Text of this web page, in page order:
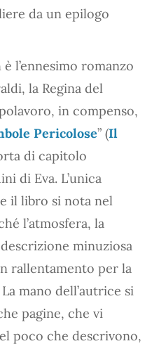
da un epilogo
l’ennesimo romanzo
la Regina del
in compenso,
Pericolose” (Il
di capitolo
di Eva. L’unica
il libro si nota nel
l’atmosfera, la
minuziosa
rallentamento per la
mano dell’autrice si
pagine, che vi
poco che descrivono,